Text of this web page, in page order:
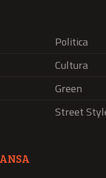
Politica
Cultura
Green
Street